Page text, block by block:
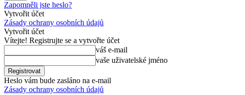
Zapomněli jste heslo?
Vytvořit účet
Zásady ochrany osobních údajů
Vytvořit účet
Vítejte! Registrujte se a vytvořte účet
váš e-mail
vaše uživatelské jméno
Heslo vám bude zasláno na e-mail
Zásady ochrany osobních údajů